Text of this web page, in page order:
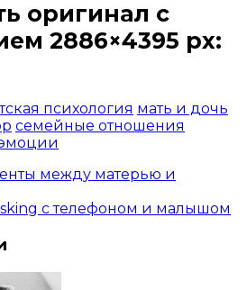
оригинал с
2886×4395 px:
психология мать и дочь
семейные отношения
между матерью и
с телефоном и малышом